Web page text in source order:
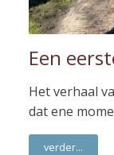
Een
Het verhaal
dat ene
verder...